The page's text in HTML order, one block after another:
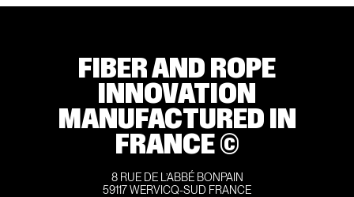
FIBER AND ROPE
INNOVATION
MANUFACTURED IN
FRANCE ©
8 RUE DE L’ABBÉ BONPAIN
59117 WERVICQ-SUD FRANCE